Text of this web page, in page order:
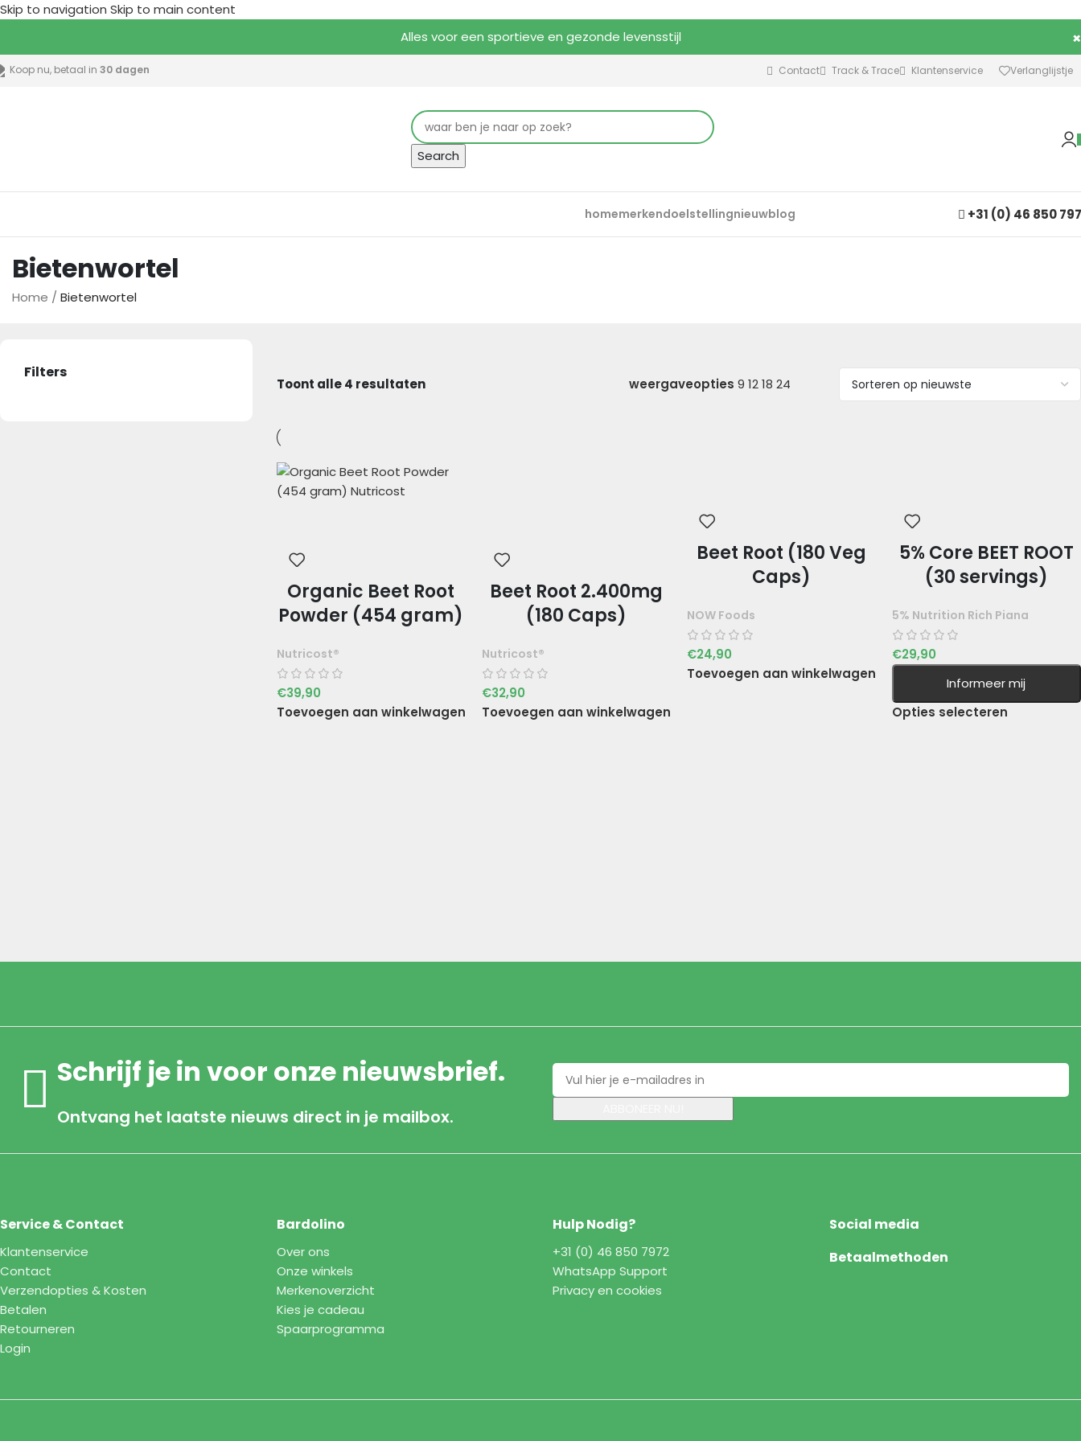
Skip to navigation Skip to main content
Alles voor een sportieve en gezonde levensstijl
×
Koop nu, betaal in 30 dagen Contact Track & Trace Klantenservice Verlanglijstje
Search
homemerkendoelstellingnieuwblog +31 (0) 46 850
Bietenwortel
Home / Bietenwortel
Filters
Toont alle 4 resultaten weergaveopties 9 1218 24
Organic Beet Root
Powder (454 gram)
Nutricost®
€39,90
Toevoegen aan winkelwagen
Beet Root 2.400mg
(180 Caps)
Nutricost®
€32,90
Toevoegen aan winkelwagen
Beet Root (180 Veg
Caps)
NOW Foods
€24,90
Toevoegen aan winkelwagen
5% Core BEET ROOT
(30 servings)
5% Nutrition Rich Piana
€29,90
Informeer mij
Opties selecteren
Schrijf je in voor onze nieuwsbrief.
Ontvang het laatste nieuws direct in je mailbox.
Service & Contact
Klantenservice
Contact
Verzendopties & Kosten
Betalen
Retourneren
Login
Bardolino
Over ons
Onze winkels
Merkenoverzicht
Kies je cadeau
Spaarprogramma
Hulp Nodig?
+31 (0) 46 850 7972
WhatsApp Support
Privacy en cookies
Social media
Betaalmethoden